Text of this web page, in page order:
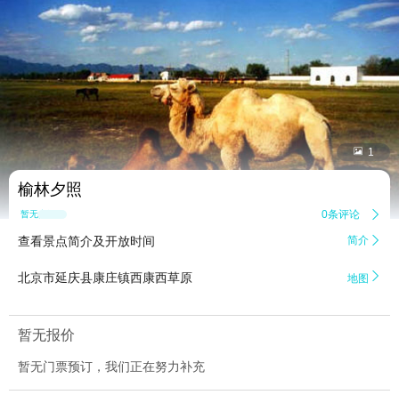
 1
榆林夕照
暂无点评 0条评论 
查看景点简介及开放时间 简介 
北京市延庆县康庄镇西康西草原 地图 
暂无报价
暂无门票预订，我们正在努力补充